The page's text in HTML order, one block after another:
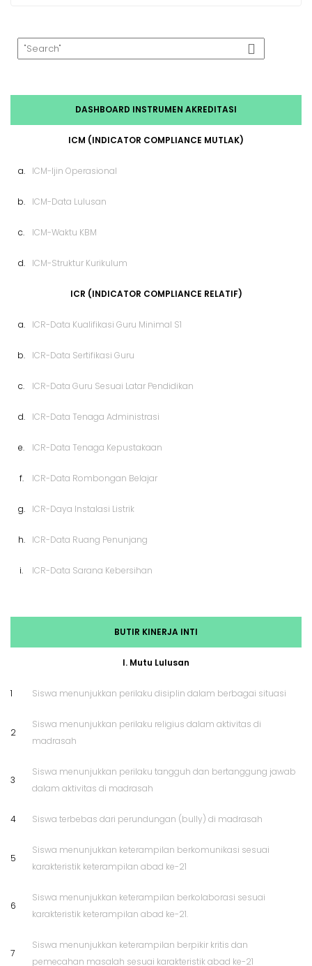
k
DASHBOARD INSTRUMEN AKREDITASI
ICM (INDICATOR COMPLIANCE MUTLAK)
a. ICM-Ijin Operasional
b. ICM-Data Lulusan
c. ICM-Waktu KBM
d. ICM-Struktur Kurikulum
ICR (INDICATOR COMPLIANCE RELATIF)
a. ICR-Data Kualifikasi Guru Minimal S1
b. ICR-Data Sertifikasi Guru
c. ICR-Data Guru Sesuai Latar Pendidikan
d. ICR-Data Tenaga Administrasi
e. ICR-Data Tenaga Kepustakaan
f. ICR-Data Rombongan Belajar
g. ICR-Daya Instalasi Listrik
h. ICR-Data Ruang Penunjang
i. ICR-Data Sarana Kebersihan
BUTIR KINERJA INTI
I. Mutu Lulusan
1 Siswa menunjukkan perilaku disiplin dalam berbagai situasi
2
Siswa menunjukkan perilaku religius dalam aktivitas di
madrasah
3
Siswa menunjukkan perilaku tangguh dan bertanggung jawab
dalam aktivitas di madrasah
4 Siswa terbebas dari perundungan (bully) di madrasah
5
Siswa menunjukkan keterampilan berkomunikasi sesuai
karakteristik keterampilan abad ke-21
6
Siswa menunjukkan keterampilan berkolaborasi sesuai
karakteristik keterampilan abad ke-21.
7
Siswa menunjukkan keterampilan berpikir kritis dan
pemecahan masalah sesuai karakteristik abad ke-21